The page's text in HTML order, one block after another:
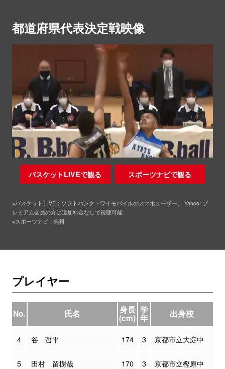
都道府県代表決定戦映像
バスケットLIVEで観る スポーツナビで観る
※バスケット LIVE：ソフトバンク・ワイモバイルのスマホユーザー、 Yahoo! プ
レミアム会員の方は追加料金なしで視聴可能
※スポーツナビ：無料
プレイヤー
No. 氏名 身長
(cm)
学
年 出身校
4 谷 哲平 174 3 京都市立大淀中
5 田村 留樹哉 170 3 京都市立樫原中